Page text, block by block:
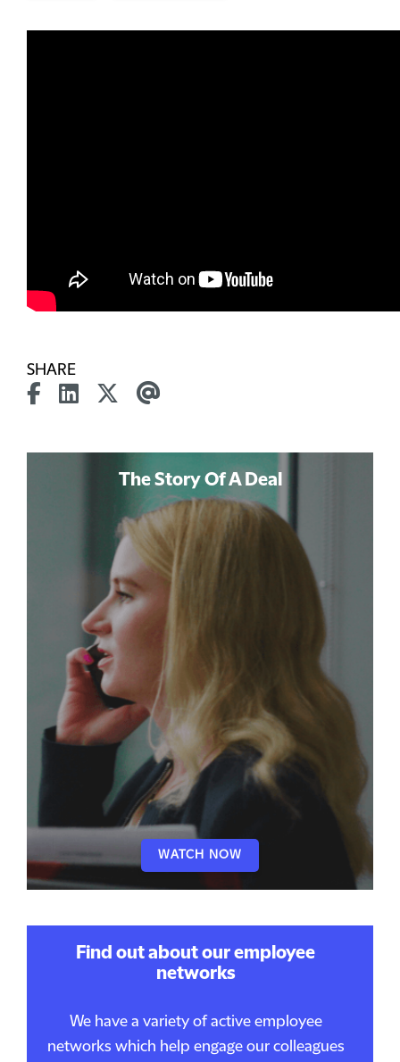
SHARE
The Story Of A Deal
WATCH NOW
Find out about our employee
networks
We have a variety of active employee
networks which help engage our colleagues